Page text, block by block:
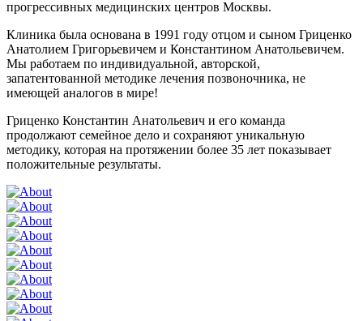
прогрессивных медицинских центров Москвы.
Клиника была основана в 1991 году отцом и сыном Гриценко
Анатолием Григорьевичем и Константином Анатольевичем.
Мы работаем по индивидуальной, авторской,
запатентованной методике лечения позвоночника, не
имеющей аналогов в мире!
Гриценко Константин Анатольевич и его команда
продолжают семейное дело и сохраняют уникальную
методику, которая на протяжении более 35 лет показывает
положительные результаты.